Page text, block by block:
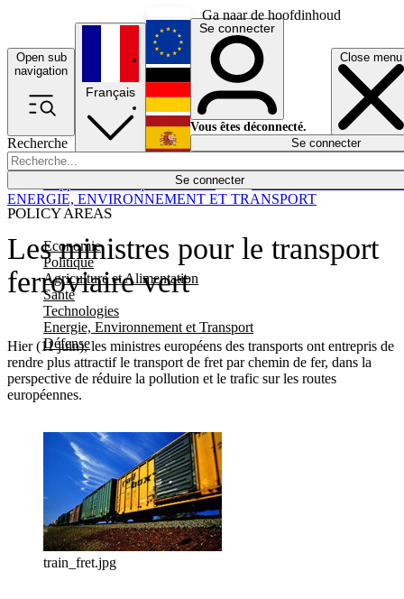
Ga naar de hoofdinhoud
Open sub
navigation
Close menu
Recherche
Se connecter
POLICY AREAS
Economie
Politique
Agriculture et Alimentation
Santé
Technologies
Energie, Environnement et Transport
Défense
Économie
Français
English
Deutsch
Español
Se connecter
Vous êtes déconnecté.
Se connecter
Les ministres pour le transport
ferroviaire vert
Hier (11 juin), les ministres européens des transports ont entrepris de
rendre plus attractif le transport de fret par chemin de fer, dans la
perspective de réduire la pollution et le trafic sur les routes
européennes.
ENERGIE, ENVIRONNEMENT ET TRANSPORT
train_fret.jpg